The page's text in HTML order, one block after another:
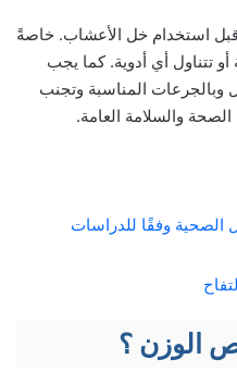
استخدام خل الأعشاب. خاصةً
تتناول أي أدوية. كما يجب
المناسبة وتجنب
والسلامة العامة.
الصحية وفقًا للدراسات
الوزن ؟